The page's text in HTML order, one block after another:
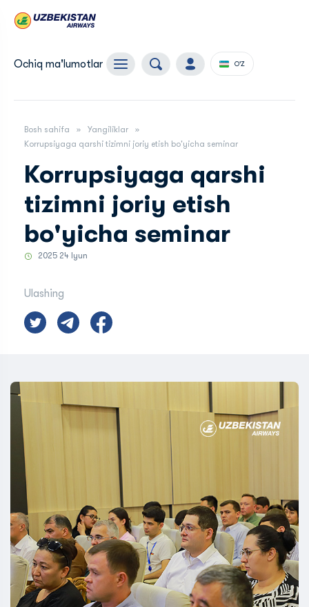
Ochiq ma'lumotlar O'Z
Bosh sahifa
Yangiliklar
Korrupsiyaga qarshi tizimni joriy etish bo'yicha seminar
Korrupsiyaga qarshi
tizimni joriy etish
bo'yicha seminar
2025 24 Iyun
Ulashing